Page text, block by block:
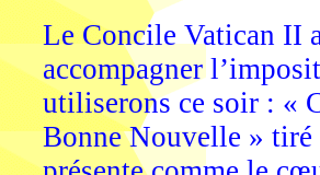
Le Concile Vatican II
accompagner
utiliserons ce soir : «
Bonne Nouvelle »